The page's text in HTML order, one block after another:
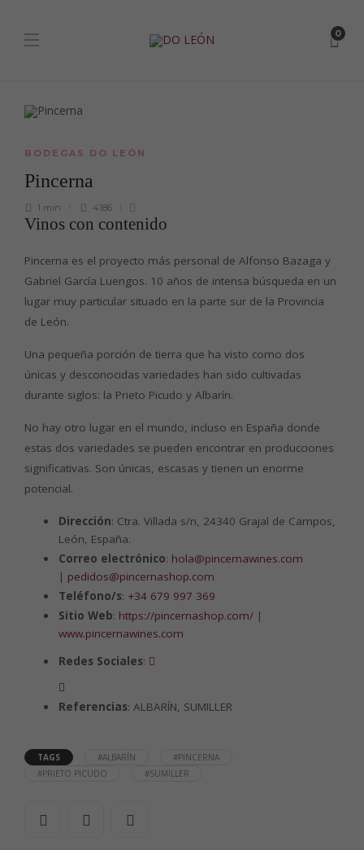
0
BODEGAS DO LEÓN
Pincerna
1 min 4186
Vinos con contenido
Pincerna es el proyecto más personal de Alfonso Bazaga y
Gabriel García Luengos. 10 años de intensa búsqueda en un
lugar muy particular situado en la parte sur de la Provincia
de León.
Una pequeña porción de tierra que ha visto como dos
únicas y desconocidas variedades han sido cultivadas
durante siglos: la Prieto Picudo y Albarín.
No hay otro lugar en el mundo, incluso en España donde
estas dos variedades se pueden encontrar en producciones
significativas. Son únicas, escasas y tienen un enorme
potencial.
Dirección: Ctra. Villada s/n, 24340 Grajal de Campos,
León, España.
Correo electrónico: hola@pincernawines.com
| pedidos@pincernashop.com
Teléfono/s: +34 679 997 369
Sitio Web: https://pincernashop.com/ |
www.pincernawines.com
Redes Sociales:
Referencias: ALBARÍN, SUMILLER
TAGS #ALBARÍN
#PINCERNA
#PRIETO PICUDO
#SUMILLER